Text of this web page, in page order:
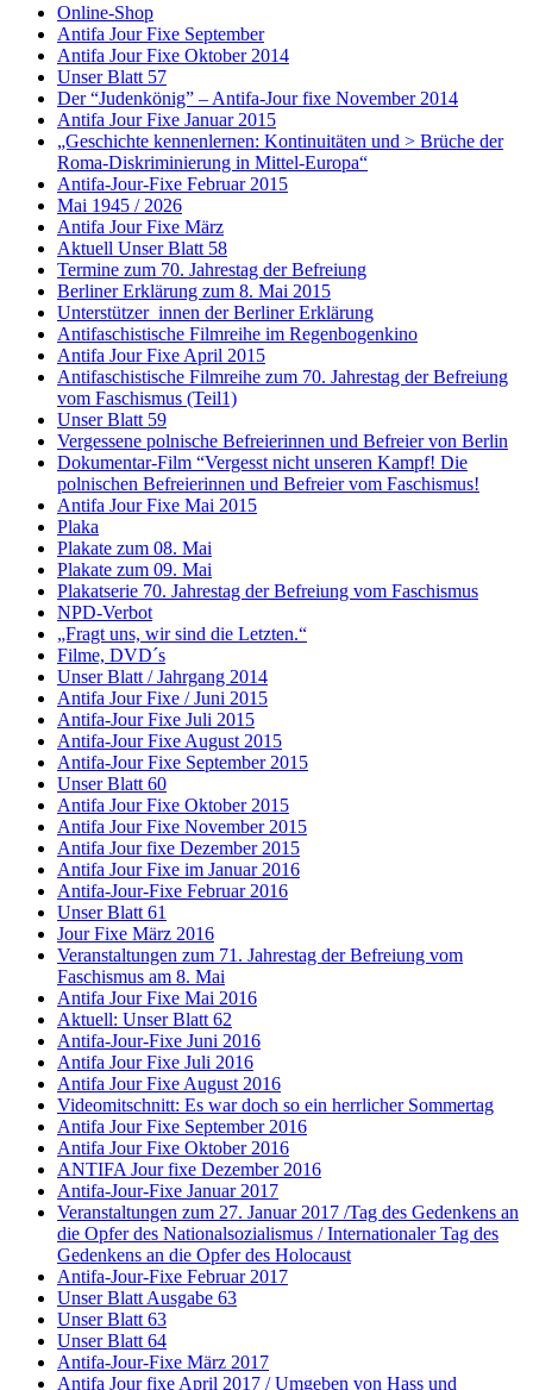
Online-Shop
Antifa Jour Fixe September
Antifa Jour Fixe Oktober 2014
Unser Blatt 57
Der “Judenkönig” – Antifa-Jour fixe November 2014
Antifa Jour Fixe Januar 2015
„Geschichte kennenlernen: Kontinuitäten und > Brüche der
Roma-Diskriminierung in Mittel-Europa“
Antifa-Jour-Fixe Februar 2015
Mai 1945 / 2026
Antifa Jour Fixe März
Aktuell Unser Blatt 58
Termine zum 70. Jahrestag der Befreiung
Berliner Erklärung zum 8. Mai 2015
Unterstützer_innen der Berliner Erklärung
Antifaschistische Filmreihe im Regenbogenkino
Antifa Jour Fixe April 2015
Antifaschistische Filmreihe zum 70. Jahrestag der Befreiung
vom Faschismus (Teil1)
Unser Blatt 59
Vergessene polnische Befreierinnen und Befreier von Berlin
Dokumentar-Film “Vergesst nicht unseren Kampf! Die
polnischen Befreierinnen und Befreier vom Faschismus!
Antifa Jour Fixe Mai 2015
Plaka
Plakate zum 08. Mai
Plakate zum 09. Mai
Plakatserie 70. Jahrestag der Befreiung vom Faschismus
NPD-Verbot
„Fragt uns, wir sind die Letzten.“
Filme, DVD´s
Unser Blatt / Jahrgang 2014
Antifa Jour Fixe / Juni 2015
Antifa-Jour Fixe Juli 2015
Antifa-Jour Fixe August 2015
Antifa-Jour Fixe September 2015
Unser Blatt 60
Antifa Jour Fixe Oktober 2015
Antifa Jour Fixe November 2015
Antifa Jour fixe Dezember 2015
Antifa Jour Fixe im Januar 2016
Antifa-Jour-Fixe Februar 2016
Unser Blatt 61
Jour Fixe März 2016
Veranstaltungen zum 71. Jahrestag der Befreiung vom
Faschismus am 8. Mai
Antifa Jour Fixe Mai 2016
Aktuell: Unser Blatt 62
Antifa-Jour-Fixe Juni 2016
Antifa Jour Fixe Juli 2016
Antifa Jour Fixe August 2016
Videomitschnitt: Es war doch so ein herrlicher Sommertag
Antifa Jour Fixe September 2016
Antifa Jour Fixe Oktober 2016
ANTIFA Jour fixe Dezember 2016
Antifa-Jour-Fixe Januar 2017
Veranstaltungen zum 27. Januar 2017 /Tag des Gedenkens an
die Opfer des Nationalsozialismus / Internationaler Tag des
Gedenkens an die Opfer des Holocaust
Antifa-Jour-Fixe Februar 2017
Unser Blatt Ausgabe 63
Unser Blatt 63
Unser Blatt 64
Antifa-Jour-Fixe März 2017
Antifa Jour fixe April 2017 / Umgeben von Hass und